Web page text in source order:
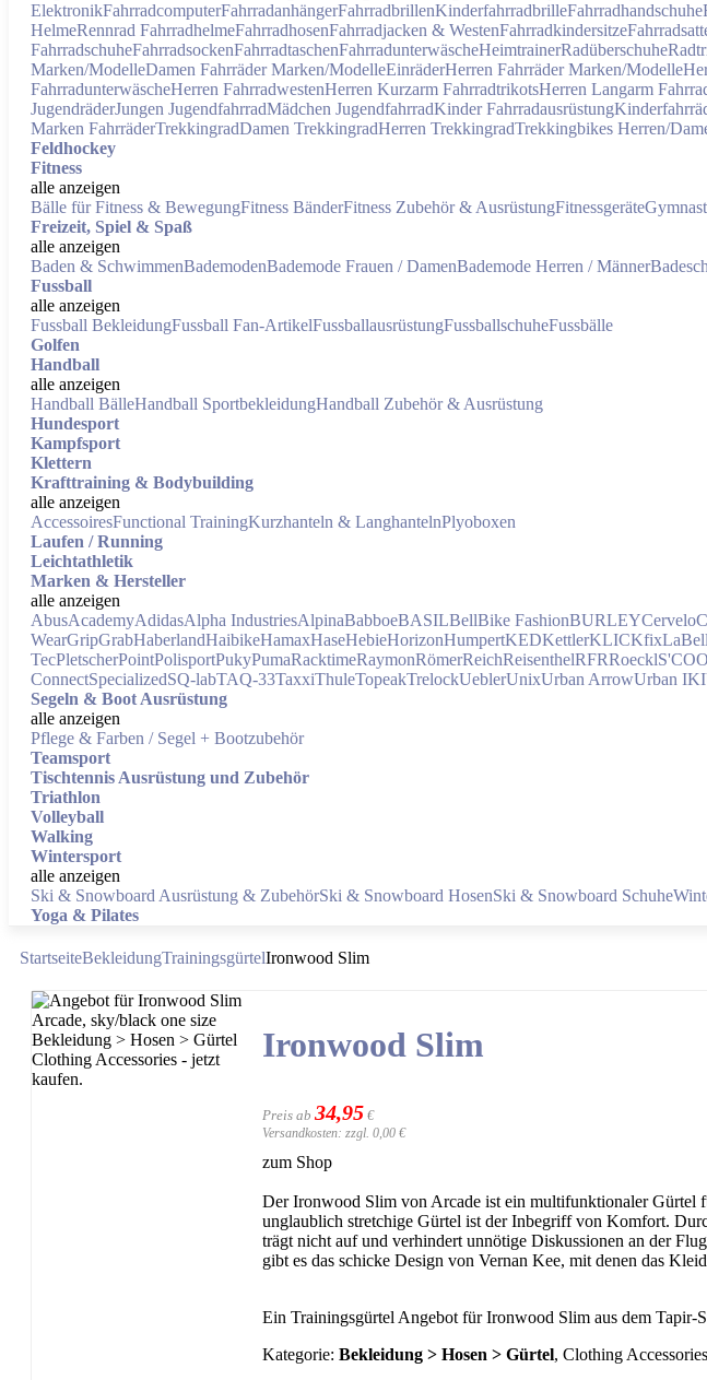
ElektronikFahrradcomputerFahrradanhängerFahrradbrillenKinderfahrradbrilleFahrradhandschuhe
HelmeRennrad FahrradhelmeFahrradhosenFahrradjacken & WestenFahrradkindersitze
FahrradschuheFahrradsockenFahrradtaschenFahrradunterwäscheHeimtrainerRadüberschuhe
Marken/ModelleDamen Fahrräder Marken/ModelleEinräderHerren Fahrräder Marken/Modelle
FahrradunterwäscheHerren FahrradwestenHerren Kurzarm FahrradtrikotsHerren Langarm
JugendräderJungen JugendfahrradMädchen JugendfahrradKinder Fahrradausrüstung
Marken FahrräderTrekkingradDamen TrekkingradHerren TrekkingradTrekkingbikes Herren/
Feldhockey
Fitness
alle anzeigen
Bälle für Fitness & BewegungFitness BänderFitness Zubehör & AusrüstungFitnessgeräte
Freizeit, Spiel & Spaß
alle anzeigen
Baden & SchwimmenBademodenBademode Frauen / DamenBademode Herren / Männer
Fussball
alle anzeigen
Fussball BekleidungFussball Fan-ArtikelFussballausrüstungFussballschuheFussbälle
Golfen
Handball
alle anzeigen
Handball BälleHandball SportbekleidungHandball Zubehör & Ausrüstung
Hundesport
Kampfsport
Klettern
Krafttraining & Bodybuilding
alle anzeigen
AccessoiresFunctional TrainingKurzhanteln & LanghantelnPlyoboxen
Laufen / Running
Leichtathletik
Marken & Hersteller
alle anzeigen
AbusAcademyAdidasAlpha IndustriesAlpinaBabboeBASILBellBike FashionBURLEYCervelo
WearGripGrabHaberlandHaibikeHamaxHaseHebieHorizonHumpertKEDKettlerKLICKfix
TecPletscherPointPolisportPukyPumaRacktimeRaymonRömerReichReisenthelRFRRoeckl
ConnectSpecializedSQ-labTAQ-33TaxxiThuleTopeakTrelockUeblerUnixUrban ArrowUrban IKI
Segeln & Boot Ausrüstung
alle anzeigen
Pflege & Farben / Segel + Bootzubehör
Teamsport
Tischtennis Ausrüstung und Zubehör
Triathlon
Volleyball
Walking
Wintersport
alle anzeigen
Ski & Snowboard Ausrüstung & ZubehörSki & Snowboard HosenSki & Snowboard Schuhe
Yoga & Pilates
StartseiteBekleidungTrainingsgürtelIronwood Slim
Ironwood Slim
Preis ab 34,95 €
Versandkosten: zzgl. 0,00 €
zum Shop
Der Ironwood Slim von Arcade ist ein multifunktionaler Gürtel
unglaublich stretchige Gürtel ist der Inbegriff von Komfort.
trägt nicht auf und verhindert unnötige Diskussionen an der
gibt es das schicke Design von Vernan Kee, mit denen das
Ein Trainingsgürtel Angebot für Ironwood Slim aus dem Tapir-
Kategorie: Bekleidung > Hosen > Gürtel, Clothing